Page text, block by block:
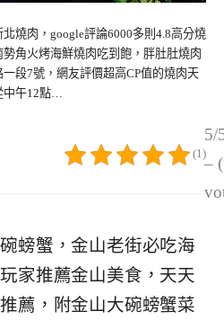
燒肉，google評論6000多則4.8高分燒
角火烤海鮮燒肉吃到飽，胖肚肚燒肉
段7號，網友評價超高CP值的燒肉天
午12點…
5/
–
(1)
螃蟹，金山老街必吃海
家推薦金山美食，天天
薦，附金山大碗螃蟹菜